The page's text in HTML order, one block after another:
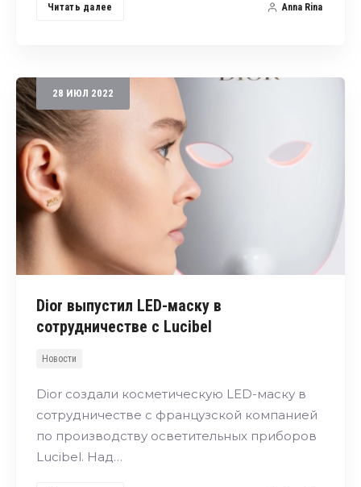
Читать далее Anna Rina
28 ИЮЛ 2022
Dior выпустил LED-маску в
сотрудничестве с Lucibel
Новости
Dior создали косметическую LED-маску в
сотрудничестве с французской компанией
по производству осветительных приборов
Lucibel. Над…